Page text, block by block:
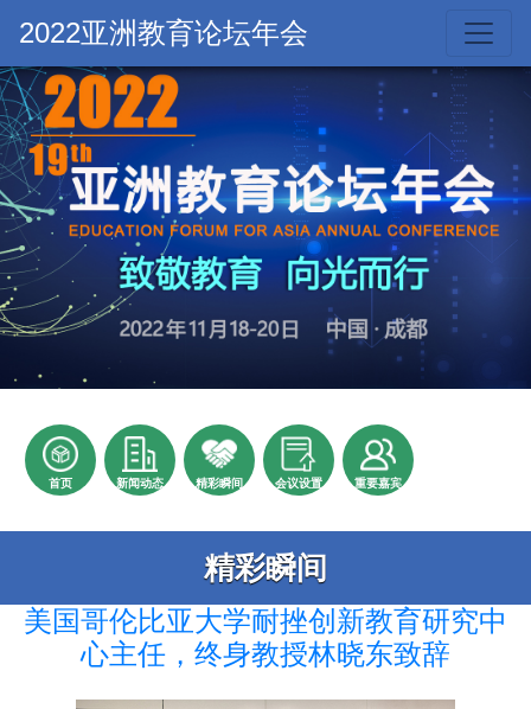
2022亚洲教育论坛年会
首页 新闻动态 精彩瞬间 会议设置 重要嘉宾
精彩瞬间
美国哥伦比亚大学耐挫创新教育研究中
心主任，终身教授林晓东致辞